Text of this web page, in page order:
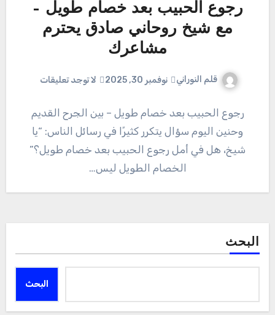
رجوع الحبيب بعد خصام طويل –
مع شيخ روحاني صادق يحترم
مشاعرك
قلم النوراني نوفمبر 30, 2025 لا توجد تعليقات
رجوع الحبيب بعد خصام طويل – بين الجرح القديم
وحنين اليوم سؤال يتكرر كثيرًا في رسائل الناس: “يا
شيخ، هل في أمل رجوع الحبيب بعد خصام طويل؟”
الخصام الطويل ليس…
البحث
البحث